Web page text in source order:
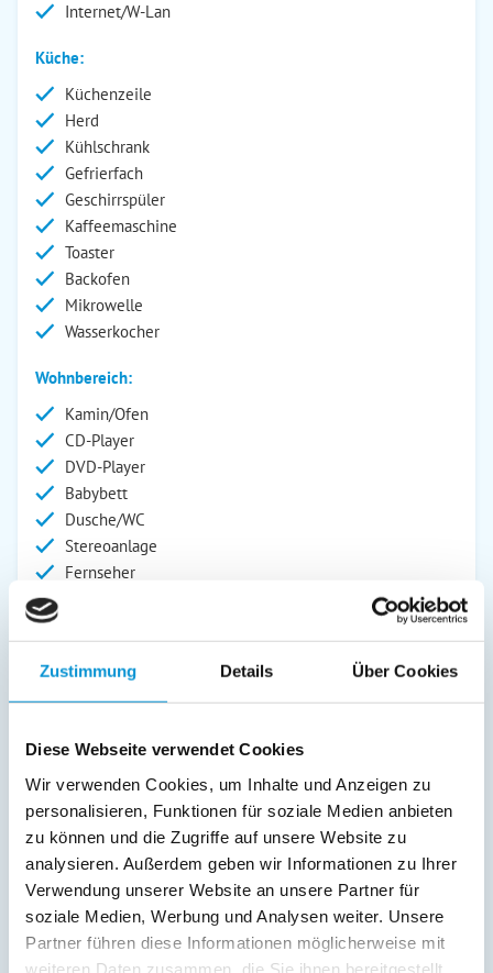
Zustimmung Details Über Cookies
Diese Webseite verwendet Cookies
Wir verwenden Cookies, um Inhalte und Anzeigen zu
personalisieren, Funktionen für soziale Medien anbieten
zu können und die Zugriffe auf unsere Website zu
analysieren. Außerdem geben wir Informationen zu Ihrer
Verwendung unserer Website an unsere Partner für
soziale Medien, Werbung und Analysen weiter. Unsere
Partner führen diese Informationen möglicherweise mit
weiteren Daten zusammen, die Sie ihnen bereitgestellt
Internet/W-Lan
Küche:
Küchenzeile
Herd
Kühlschrank
Gefrierfach
Geschirrspüler
Kaffeemaschine
Toaster
Backofen
Mikrowelle
Wasserkocher
Wohnbereich:
Kamin/Ofen
CD-Player
DVD-Player
Babybett
Dusche/WC
Stereoanlage
Fernseher
Außenanlage:
Garten/Liegewiese
Gartenstühle
Parkplatz
Liegen
Terrasse
Service:
Verpflegung: